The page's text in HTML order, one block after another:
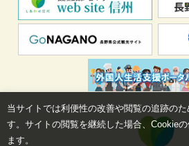
当サイトでは利便性の改善や閲覧の追跡の
す。サイトの閲覧を継続した場合、Cookie
ます。